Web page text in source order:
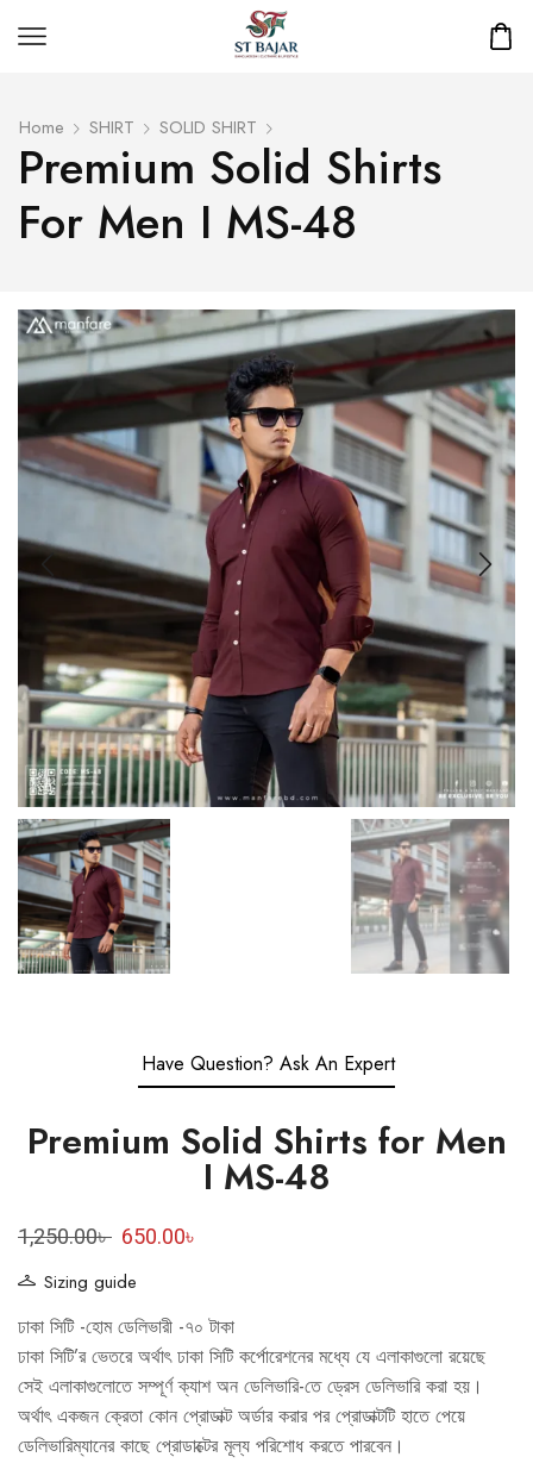
Home SHIRT SOLID SHIRT
Premium Solid Shirts
For Men I MS-48
Have Question? Ask An Expert
Premium Solid Shirts for Men
I MS-48
1,250.00৳ 650.00৳
Sizing guide
ঢাকা সিটি -হোম ডেলিভারী -৭০ টাকা
ঢাকা সিটি’র ভেতরে অর্থাৎ ঢাকা সিটি কর্পোরেশনের মধ্যে যে এলাকাগুলো রয়েছে
সেই এলাকাগুলোতে সম্পূর্ণ ক্যাশ অন ডেলিভারি-তে ড্রেস ডেলিভারি করা হয়।
অর্থাৎ একজন ক্রেতা কোন প্রোডাক্ট অর্ডার করার পর প্রোডাক্টটি হাতে পেয়ে
ডেলিভারিম্যানের কাছে প্রোডাক্টের মূল্য পরিশোধ করতে পারবেন।